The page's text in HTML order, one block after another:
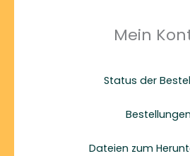
Mein
Status der
Bestellungen
Dateien zum